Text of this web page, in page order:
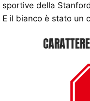
sportive della
E il bianco è stato un